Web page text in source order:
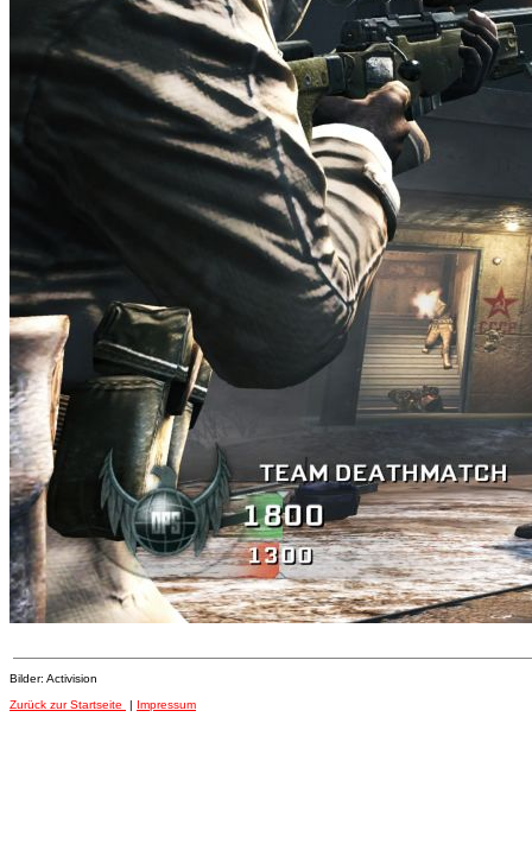
Bilder: Activision
Zurück zur Startseite
| Impressum